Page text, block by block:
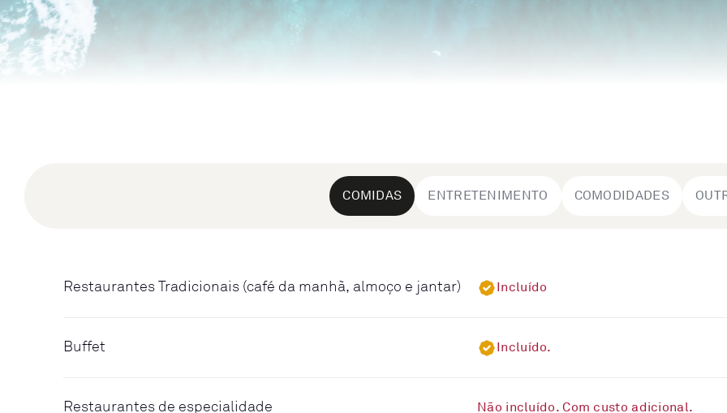
COMIDAS ENTRETENIMENTO COMODIDADES
Restaurantes Tradicionais (café da manhã, almoço e jantar) Incluído
Buffet Incluído.
Restaurantes de especialidade Não incluído. Com custo adicional.